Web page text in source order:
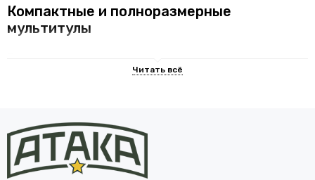
Компактные и полноразмерные
мультитулы
с его разновидностями. Существуют изделия, выполненные в
различных инструментов:
отвёртки;
шило;